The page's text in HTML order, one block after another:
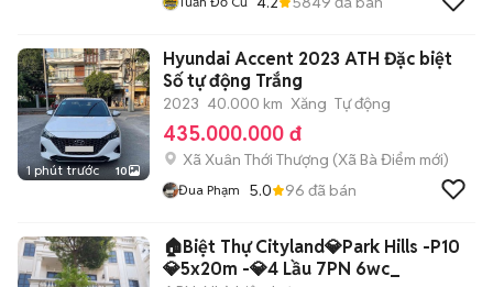
1 phút trước 10
Hyundai Accent 2023 ATH Đặc biệt
Số tự động Trắng
2023 40.000 km Xăng Tự động
435.000.000 đ
Xã Xuân Thới Thượng (Xã Bà Điểm mới)
Đua Phạm 5.0 96 đã bán
🏠Biệt Thự Cityland💎Park Hills -P10
💎5x20m -💎4 Lầu 7PN 6wc_